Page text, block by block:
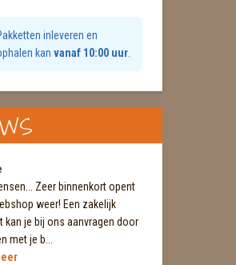
inleveren en
kan vanaf 10:00 uur.
Zeer binnenkort opent
weer! Een zakelijk
kan je bij ons aanvragen door
met je b...